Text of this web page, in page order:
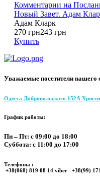
Комментарии на
Новый Завет. Адам
Адам Кларк
270 грн243 грн
Купить
Уважаемые посетители нашего
Одесса Добровольского 152А
График работы:
Пн – Пт: с 09:00 до 18:00
Суббота: с 11:00 до 17:00
Телефоны :
+38(068) 819 08 14 viber +38(99)